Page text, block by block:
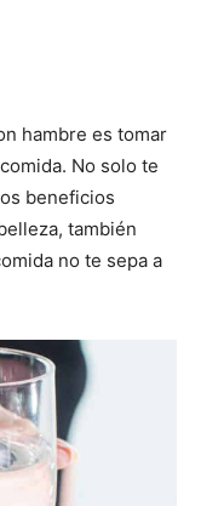
hambre es tomar
No solo te
beneficios
también
no te sepa a